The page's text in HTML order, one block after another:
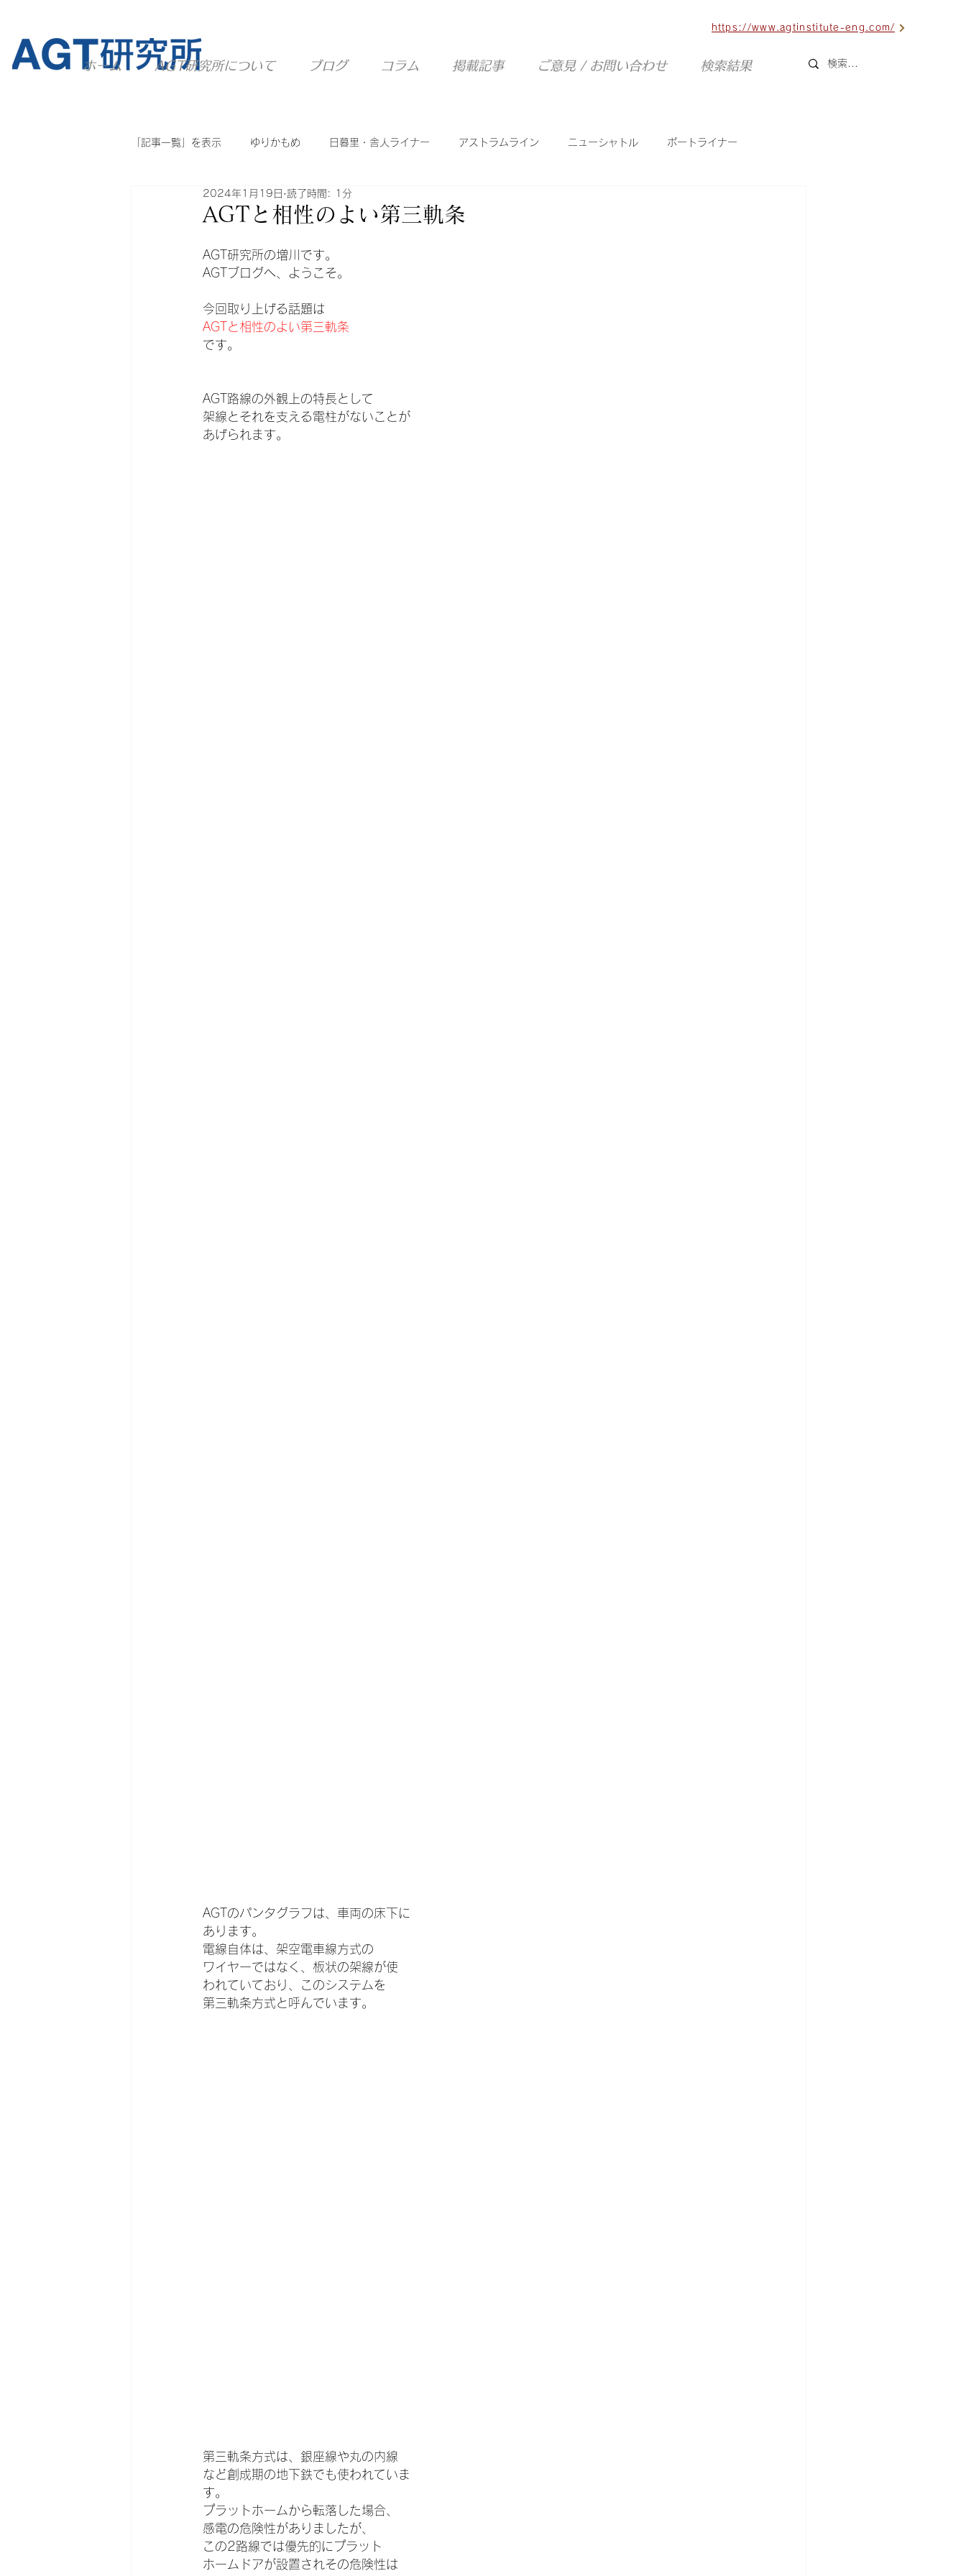
https://www.agtinstitute-eng.com/
ホーム AGT研究所について ブログ コラム 掲載記事 ご意見 / お問い合わせ 検索結果
「記事一覧」を表示 ゆりかもめ 日暮里・舎人ライナー アストラムライン ニューシャトル ポートライナー
ニュートラム ユーカリが丘線 西武山口線
他のシステム AGT全般
AGTと相性のよい第三軌条
2024年1月19日 読了時間: 1分
AGT研究所の増川です。
AGTブログへ、ようこそ。
今回取り上げる話題は
AGTと相性のよい第三軌条
です。
AGT路線の外観上の特長として
架線とそれを支える電柱がないことが
あげられます。
AGTのパンタグラフは、車両の床下に
あります。
電線自体は、架空電車線方式の
ワイヤーではなく、板状の架線が使
われていており、このシステムを
第三軌条方式と呼んでいます。
第三軌条方式は、銀座線や丸の内線
など創成期の地下鉄でも使われていま
す。
プラットホームから転落した場合、
感電の危険性がありましたが、
この2路線では優先的にプラット
ホームドアが設置されその危険性は